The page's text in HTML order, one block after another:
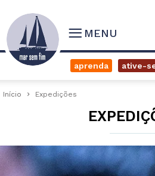
MENU
aprenda ative-
Início Expedições